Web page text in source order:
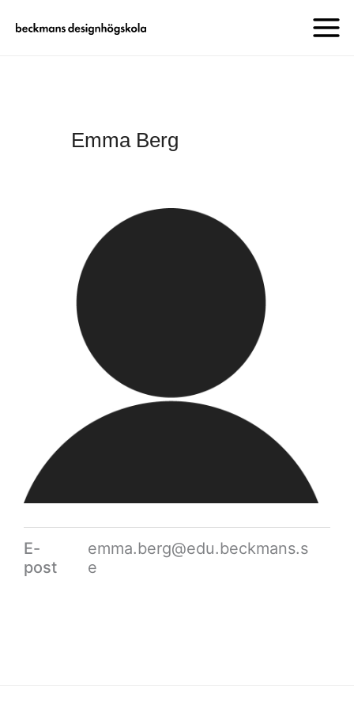
Emma Berg
E-
post
emma.berg@edu.beckmans.s
e